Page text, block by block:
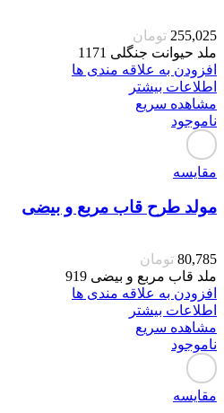
255,025 تومان
ملد حیوانت جنگلی 1171
افزودن به علاقه مندی ها
اطلاعات بیشتر
مشاهده سریع
ناموجود
مقایسه
مولد طرح قاب مربع و بیضی
80,785 تومان
ملد قاب مربع و بیضی 919
افزودن به علاقه مندی ها
اطلاعات بیشتر
مشاهده سریع
ناموجود
مقایسه